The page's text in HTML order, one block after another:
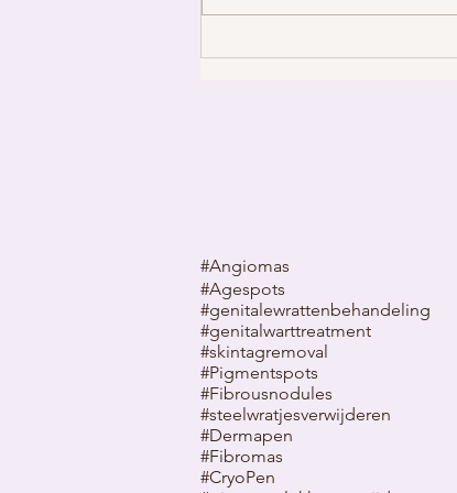
#Angiomas
#Agespots
#genitalewrattenbehandeling
#genitalwarttreatment
#skintagremoval
#Pigmentspots
#Fibrousnodules
#steelwratjesverwijderen
#Dermapen
#Fibromas
#CryoPen